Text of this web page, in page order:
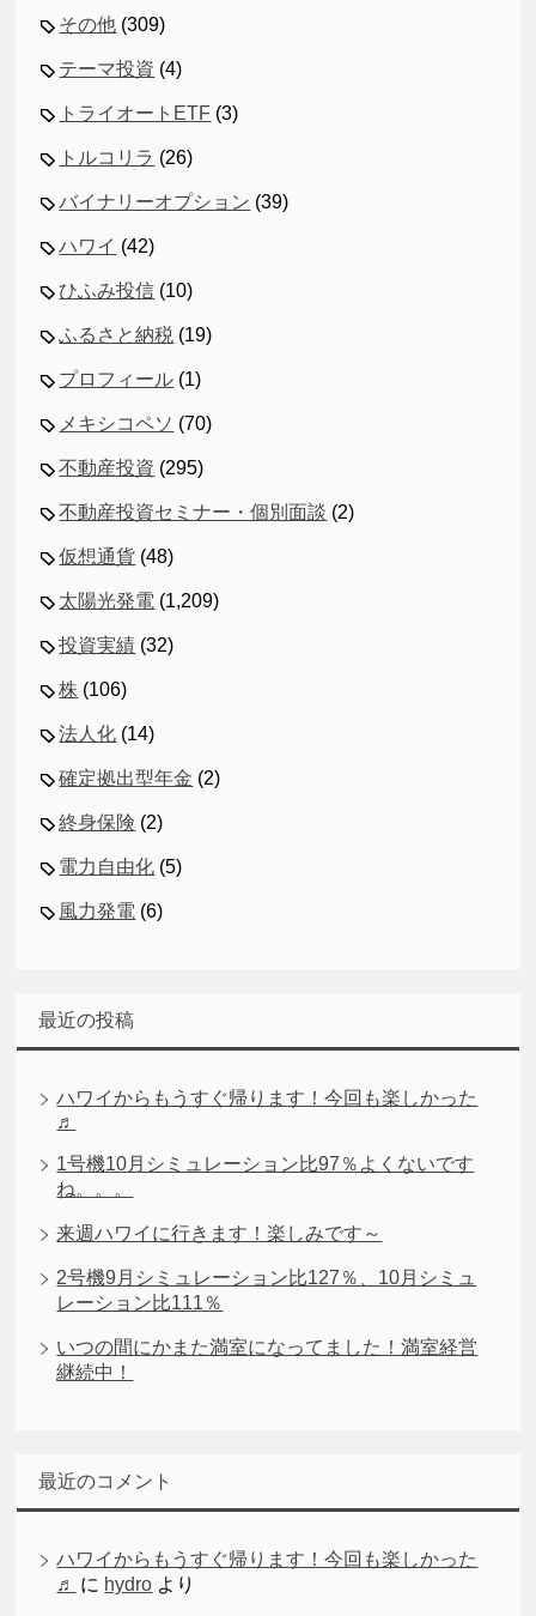
その他 (309)
テーマ投資 (4)
トライオートETF (3)
トルコリラ (26)
バイナリーオプション (39)
ハワイ (42)
ひふみ投信 (10)
ふるさと納税 (19)
プロフィール (1)
メキシコペソ (70)
不動産投資 (295)
不動産投資セミナー・個別面談 (2)
仮想通貨 (48)
太陽光発電 (1,209)
投資実績 (32)
株 (106)
法人化 (14)
確定拠出型年金 (2)
終身保険 (2)
電力自由化 (5)
風力発電 (6)
最近の投稿
ハワイからもうすぐ帰ります！今回も楽しかった
♬
1号機10月シミュレーション比97％よくないです
ね。。。
来週ハワイに行きます！楽しみです～
2号機9月シミュレーション比127％、10月シミュ
レーション比111％
いつの間にかまた満室になってました！満室経営
継続中！
最近のコメント
ハワイからもうすぐ帰ります！今回も楽しかった
♬
に hydro より